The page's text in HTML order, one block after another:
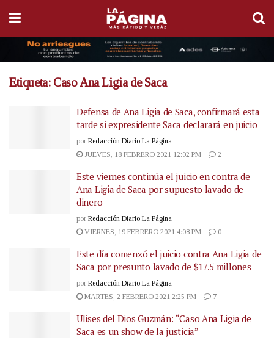
Etiqueta: Caso Ana Ligia de Saca
Defensa de Ana Ligia de Saca, confirmará esta
tarde si expresidente Saca declarará en juicio
por Redacción Diario La Página
JUEVES, 18 FEBRERO 2021 12:02 PM
2
Este viernes continúa el juicio en contra de
Ana Ligia de Saca por supuesto lavado de
dinero
por Redacción Diario La Página
VIERNES, 19 FEBRERO 2021 4:08 PM
0
Este día comenzó el juicio contra Ana Ligia de
Saca por presunto lavado de $17.5 millones
por Redacción Diario La Página
MARTES, 2 FEBRERO 2021 2:25 PM
7
Ulises del Dios Guzmán: “Caso Ana Ligia de
Saca es un show de la justicia”